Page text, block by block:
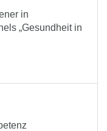
in
„Gesundheit in